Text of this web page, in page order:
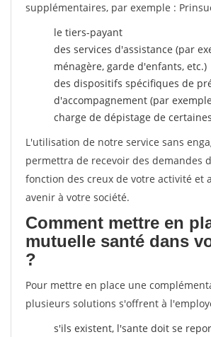
supplémentaires, par exemple :
le tiers-payant
des services d'assistance (par
ménagère, garde d'enfants, etc.)
des dispositifs spécifiques de
d'accompagnement (par
charge de dépistage de
L'utilisation de notre service sans
permettra de recevoir des demandes
fonction des creux de votre activité et
avenir à votre société.
Comment mettre en
mutuelle santé dans
?
Pour mettre en place une
plusieurs solutions s'offrent à
s'ils existent, l'sante doit se